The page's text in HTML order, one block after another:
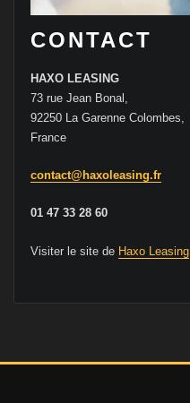
CONTACT
HAXO LEASING
73 rue Jean Bonal,
92250 La Garenne Colombes,
France
contact@haxoleasing.fr
01 47 33 28 60
Visiter le site de Haxo Leasing